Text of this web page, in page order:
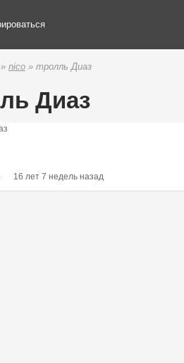
» nico » тролль Диаз
Диаз
16 лет 7 недель назад